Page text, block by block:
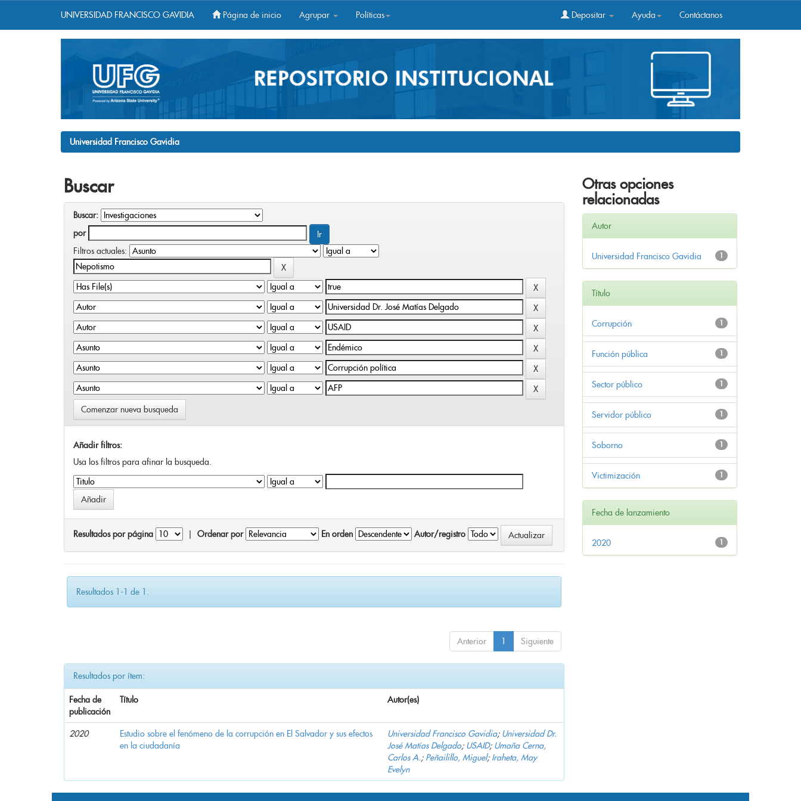
UNIVERSIDAD FRANCISCO GAVIDIA Página de inicio Agrupar Políticas Depositar Ayuda Contáctanos
Universidad Francisco Gavidia
Buscar
Buscar:
por
Filtros actuales:
Comenzar nueva busqueda
Añadir filtros:
Usa los filtros para afinar la busqueda.
Resultados por página Ordenar por En orden Autor/registro
Resultados 1-1 de 1.
Anterior 1 Siguiente
Resultados por ítem:
Fecha de
publicación
Título Autor(es)
2020
Estudio sobre el fenómeno de la corrupción en El Salvador y sus efectos
en la ciudadanía
Universidad Francisco Gavidia; Universidad Dr.
José Matías Delgado; USAID; Umaña Cerna,
Carlos A.; Peñailillo, Miguel; Iraheta, May
Evelyn
Otras opciones
relacionadas
Autor
1
Universidad Francisco Gavidia
Título
1
Corrupción
1
Función pública
1
Sector público
1
Servidor público
1
Soborno
1
Victimización
Fecha de lanzamiento
1
2020